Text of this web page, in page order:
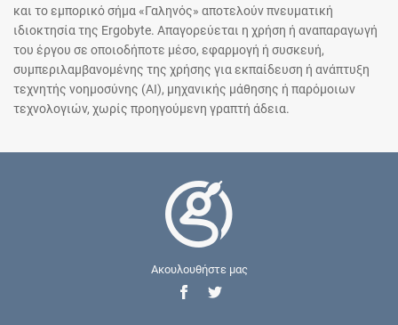
και το εμπορικό σήμα «Γαληνός» αποτελούν πνευματική
ιδιοκτησία της Ergobyte. Απαγορεύεται η χρήση ή αναπαραγωγή
του έργου σε οποιοδήποτε μέσο, εφαρμογή ή συσκευή,
συμπεριλαμβανομένης της χρήσης για εκπαίδευση ή ανάπτυξη
τεχνητής νοημοσύνης (AI), μηχανικής μάθησης ή παρόμοιων
τεχνολογιών, χωρίς προηγούμενη γραπτή άδεια.
Ακουλουθήστε μας